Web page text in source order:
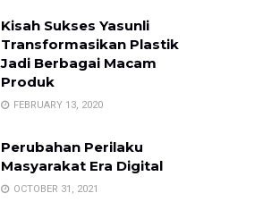
Kisah Sukses Yasunli
Transformasikan Plastik
Jadi Berbagai Macam
Produk
FEBRUARY 13, 2020
Perubahan Perilaku
Masyarakat Era Digital
OCTOBER 31, 2021